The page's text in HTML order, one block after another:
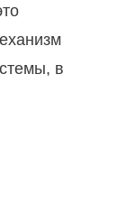
в